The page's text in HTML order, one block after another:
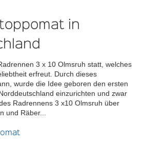
in
3 x 10 Olmsruh statt, welches
erfreut. Durch dieses
wurde die Idee geboren den ersten
einzurichten und zwar
Radrennens 3 x10 Olmsruh über
und Räber...